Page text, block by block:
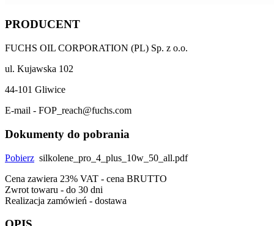
PRODUCENT
FUCHS OIL CORPORATION (PL) Sp. z o.o.
ul. Kujawska 102
44-101 Gliwice
E-mail - FOP_reach@fuchs.com
Dokumenty do pobrania
Pobierz silkolene_pro_4_plus_10w_50_all.pdf
Cena zawiera 23% VAT - cena BRUTTO
Zwrot towaru - do 30 dni
Realizacja zamówień - dostawa